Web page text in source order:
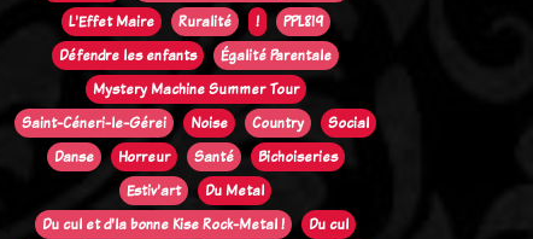
L'Effet Maire
Ruralité !
PPL819
Défendre les enfants
Égalité Parentale
Mystery Machine Summer Tour
Saint-Céneri-le-Gérei
Noise Country
Social
Danse
Horreur Santé
Bichoiseries
Estiv'art
Du Metal
Du cul et d'la bonne Kise Rock-Metal !
Du cul